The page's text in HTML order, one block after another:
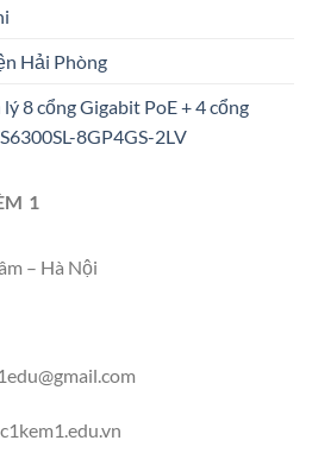
Hải Phòng
8 cổng Gigabit PoE + 4 cổng
8GP4GS-2LV
1
– Hà Nội